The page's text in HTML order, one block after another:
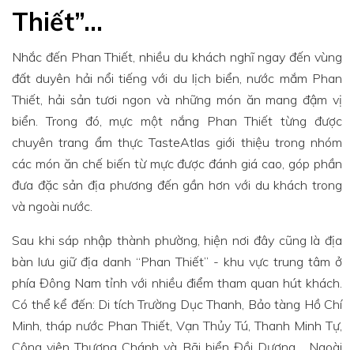
Thiết”…
Nhắc đến Phan Thiết, nhiều du khách nghĩ ngay đến vùng
đất duyên hải nổi tiếng với du lịch biển, nước mắm Phan
Thiết, hải sản tươi ngon và những món ăn mang đậm vị
biển. Trong đó, mực một nắng Phan Thiết từng được
chuyên trang ẩm thực TasteAtlas giới thiệu trong nhóm
các món ăn chế biến từ mực được đánh giá cao, góp phần
đưa đặc sản địa phương đến gần hơn với du khách trong
và ngoài nước.
Sau khi sáp nhập thành phường, hiện nơi đây cũng là địa
bàn lưu giữ địa danh “Phan Thiết” - khu vực trung tâm ở
phía Đông Nam tỉnh với nhiều điểm tham quan hút khách.
Có thể kể đến: Di tích Trường Dục Thanh, Bảo tàng Hồ Chí
Minh, tháp nước Phan Thiết, Vạn Thủy Tú, Thanh Minh Tự,
Công viên Thương Chánh và Bãi biển Đồi Dương… Ngoài